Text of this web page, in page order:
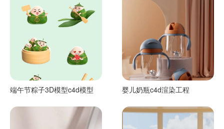
端午节粽子3D模型c4d模型 婴儿奶瓶c4d渲染工程